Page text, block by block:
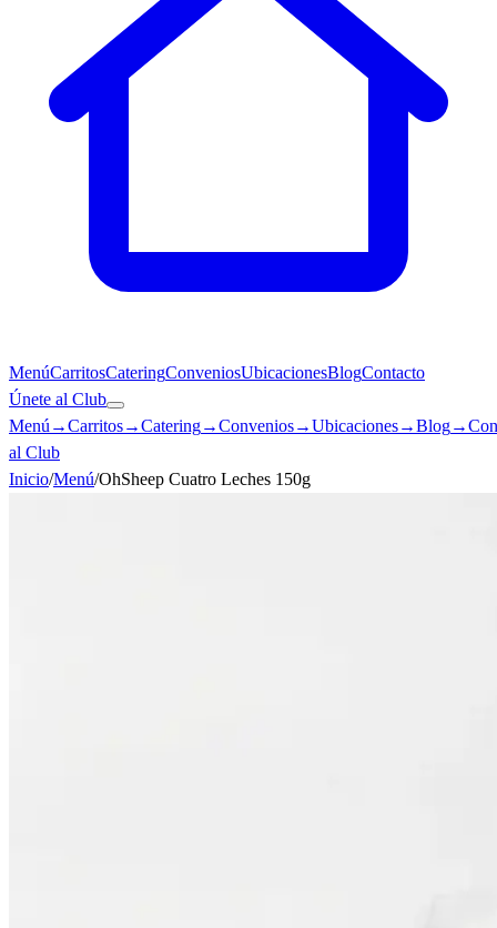
MenúCarritosCateringConveniosUbicacionesBlogContacto
Únete al Club
Menú →Carritos→Catering→Convenios→Ubicaciones→Blog→
al Club
Inicio/Menú/OhSheep Cuatro Leches 150g